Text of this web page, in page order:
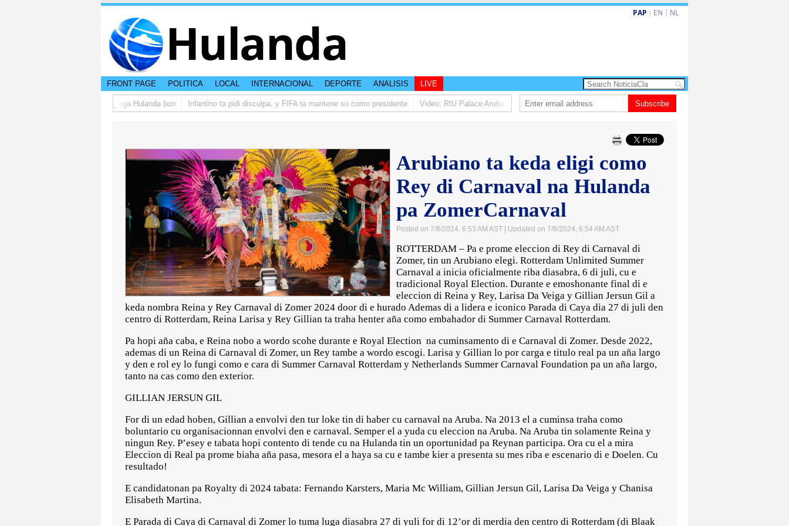
Hulanda PAP | EN | NL
FRONT PAGE POLITICA LOCAL INTERNACIONAL DEPORTE ANALISIS LIVE
di studiantenan di Aruba a yega Hulanda bon Infantino ta pidi disculpa, y FIFA ta mantene su como presidente Video: RIU Palace Aruba ta eleva turismo premium cu renobacion di US$106 miyon
Subscribe
Arubiano ta keda eligi como
Rey di Carnaval na Hulanda
pa ZomerCarnaval
Posted on 7/8/2024, 6:53 AM AST | Updated on 7/8/2024, 6:54 AM AST
ROTTERDAM – Pa e prome eleccion di Rey di Carnaval di
Zomer, tin un Arubiano elegi. Rotterdam Unlimited Summer
Carnaval a inicia oficialmente riba diasabra, 6 di juli, cu e
tradicional Royal Election. Durante e emoshonante final di e
eleccion di Reina y Rey, Larisa Da Veiga y Gillian Jersun Gil a
keda nombra Reina y Rey Carnaval di Zomer 2024 door di e hurado Ademas di a lidera e iconico Parada di Caya dia 27 di juli den
centro di Rotterdam, Reina Larisa y Rey Gillian ta traha henter aña como embahador di Summer Carnaval Rotterdam.
Pa hopi aña caba, e Reina nobo a wordo scohe durante e Royal Election na cuminsamento di e Carnaval di Zomer. Desde 2022,
ademas di un Reina di Carnaval di Zomer, un Rey tambe a wordo escogi. Larisa y Gillian lo por carga e titulo real pa un aña largo
y den e rol ey lo fungi como e cara di Summer Carnaval Rotterdam y Netherlands Summer Carnaval Foundation pa un aña largo,
tanto na cas como den exterior.
GILLIAN JERSUN GIL
For di un edad hoben, Gillian a envolvi den tur loke tin di haber cu carnaval na Aruba. Na 2013 el a cuminsa traha como
boluntario cu organisacionnan envolvi den e carnaval. Semper el a yuda cu eleccion na Aruba. Na Aruba tin solamente Reina y
ningun Rey. P’esey e tabata hopi contento di tende cu na Hulanda tin un oportunidad pa Reynan participa. Ora cu el a mira
Eleccion di Real pa prome biaha aña pasa, mesora el a haya sa cu e tambe kier a presenta su mes riba e escenario di e Doelen. Cu
resultado!
E candidatonan pa Royalty di 2024 tabata: Fernando Karsters, Maria Mc William, Gillian Jersun Gil, Larisa Da Veiga y Chanisa
Elisabeth Martina.
E Parada di Caya di Carnaval di Zomer lo tuma luga diasabra 27 di yuli for di 12’or di merdia den centro di Rotterdam (di Blaak